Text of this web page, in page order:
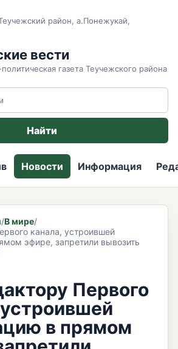
район, а.Понежукай,
вести
газета Теучежского района
Найти
Новости Информация
/В мире/
канала, устроившей
эфире, запретили вывозить
Первого
в прямом